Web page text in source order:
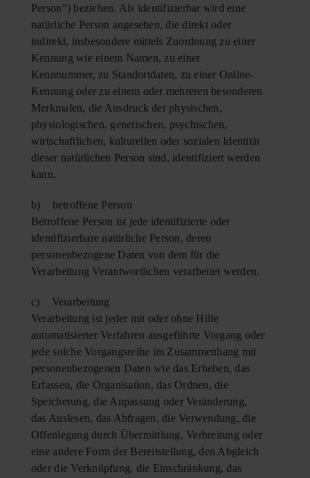
Person“) beziehen. Als identifizierbar wird eine
natürliche Person angesehen, die direkt oder
indirekt, insbesondere mittels Zuordnung zu einer
Kennung wie einem Namen, zu einer
Kennnummer, zu Standortdaten, zu einer Online-
Kennung oder zu einem oder mehreren besonderen
Merkmalen, die Ausdruck der physischen,
physiologischen, genetischen, psychischen,
wirtschaftlichen, kulturellen oder sozialen Identität
dieser natürlichen Person sind, identifiziert werden
kann.
b) betroffene Person
Betroffene Person ist jede identifizierte oder
identifizierbare natürliche Person, deren
personenbezogene Daten von dem für die
Verarbeitung Verantwortlichen verarbeitet werden.
c) Verarbeitung
Verarbeitung ist jeder mit oder ohne Hilfe
automatisierter Verfahren ausgeführte Vorgang oder
jede solche Vorgangsreihe im Zusammenhang mit
personenbezogenen Daten wie das Erheben, das
Erfassen, die Organisation, das Ordnen, die
Speicherung, die Anpassung oder Veränderung,
das Auslesen, das Abfragen, die Verwendung, die
Offenlegung durch Übermittlung, Verbreitung oder
eine andere Form der Bereitstellung, den Abgleich
oder die Verknüpfung, die Einschränkung, das